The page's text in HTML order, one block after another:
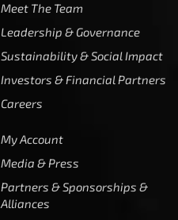
Company
Meet The Team
Leadership & Governance
Sustainability & Social Impact
Careers
My Account
Media & Press